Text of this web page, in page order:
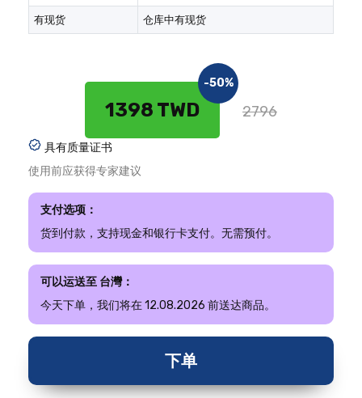
有现货 仓库中有现货
1398 TWD
-50%
2796
具有质量证书
使用前应获得专家建议
支付选项：
货到付款，支持现金和银行卡支付。无需预付。
可以运送至 台灣：
今天下单，我们将在 12.08.2026 前送达商品。
下单